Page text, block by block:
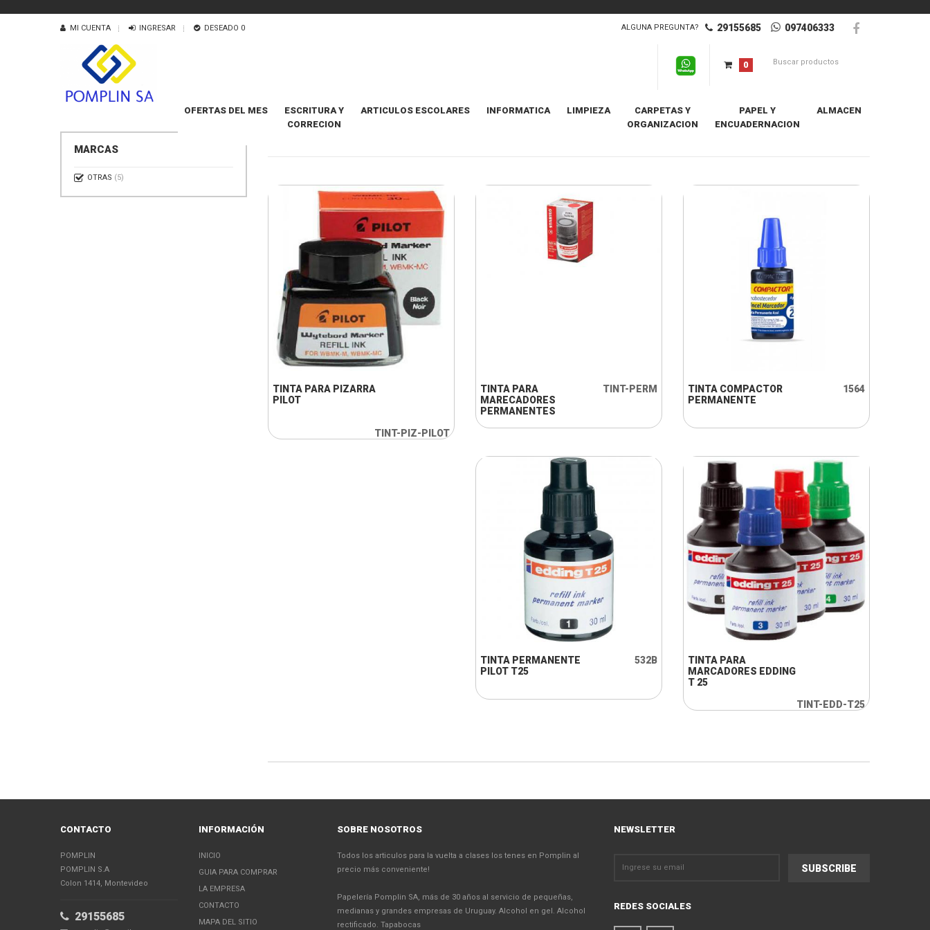
MI CUENTA INGRESAR DESEADO 0 ALGUNA PREGUNTA? 29155685 097406333
0
OFERTAS DEL MES
ESCRITURA Y
CORRECION
ARTICULOS ESCOLARES INFORMATICA LIMPIEZA
CARPETAS Y
ORGANIZACION
PAPEL Y
ENCUADERNACION
ALMACEN
MARCAS
OTRAS (5)
+ INFO
TINTA PARA PIZARRA
PILOT
TINT-PIZ-PILOT
TINTA PARA
MARECADORES
PERMANENTES
TINT-PERM
TINTA COMPACTOR
PERMANENTE
1564
+ INFO
TINTA PERMANENTE
PILOT T25
532B
+ INFO
TINTA PARA
MARCADORES EDDING
T 25
TINT-EDD-T25
CONTACTO
POMPLIN
POMPLIN S.A
Colon 1414, Montevideo
29155685
INFORMACIÓN
INICIO
GUIA PARA COMPRAR
LA EMPRESA
CONTACTO
MAPA DEL SITIO
SOBRE NOSOTROS
Todos los articulos para la vuelta a clases los tenes en Pomplin al
precio más conveniente!
Papelería Pomplin SA, más de 30 años al servicio de pequeñas,
medianas y grandes empresas de Uruguay. Alcohol en gel. Alcohol
rectificado. Tapabocas
NEWSLETTER
REDES SOCIALES